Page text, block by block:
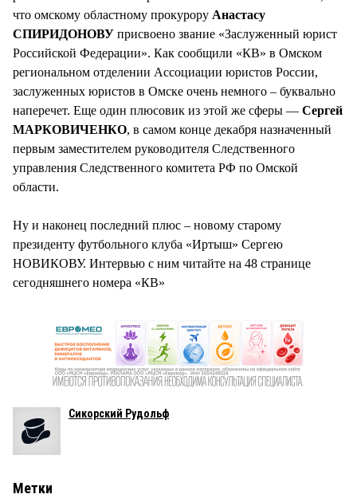
что омскому областному прокурору Анастасу
СПИРИДОНОВУ присвоено звание «Заслуженный юрист
Российской Федерации». Как сообщили «КВ» в Омском
региональном отделении Ассоциации юристов России,
заслуженных юристов в Омске очень немного – буквально
наперечет. Еще один плюсовик из этой же сферы — Сергей
МАРКОВИЧЕНКО, в самом конце декабря назначенный
первым заместителем руководителя Следственного
управления Следственного комитета РФ по Омской
области.
Ну и наконец последний плюс – новому старому
президенту футбольного клуба «Иртыш» Сергею
НОВИКОВУ. Интервью с ним читайте на 48 странице
сегодняшнего номера «КВ»
Сикорский Рудольф
Метки